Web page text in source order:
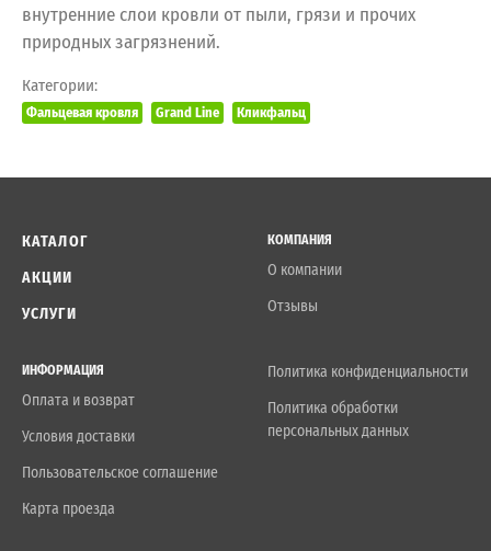
внутренние слои кровли от пыли, грязи и прочих
природных загрязнений.
Категории:
Фальцевая кровля Grand Line Кликфальц
КАТАЛОГ
АКЦИИ
УСЛУГИ
КОМПАНИЯ
О компании
Отзывы
ИНФОРМАЦИЯ
Оплата и возврат
Условия доставки
Пользовательское соглашение
Карта проезда
Политика конфиденциальности
Политика обработки
персональных данных